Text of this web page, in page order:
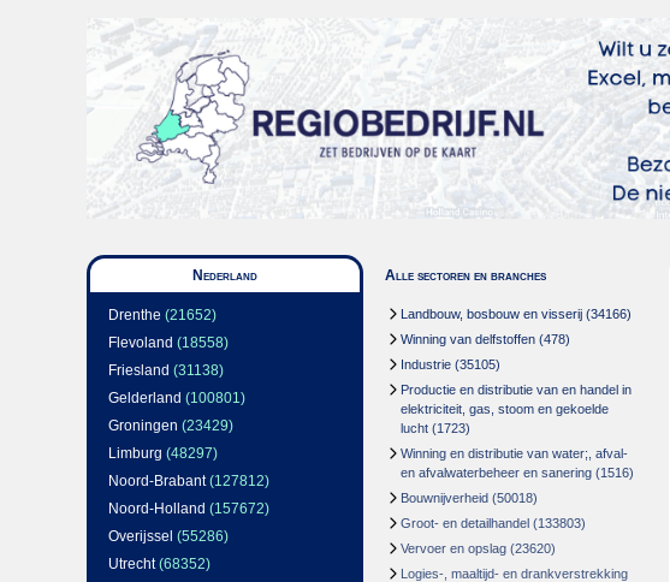
Nederland
Drenthe (21652)
Flevoland (18558)
Friesland (31138)
Gelderland (100801)
Groningen (23429)
Limburg (48297)
Noord-Brabant(127812)
Noord-Holland (157672)
Overijssel (55286)
Utrecht(68352)
Alle sectoren en branches
Landbouw, bosbouw en visserij (34166)
Winning van delfstoffen (478)
Industrie (35105)
Productie en distributie van en handel in
elektriciteit, gas, stoom en gekoelde
lucht (1723)
Winning en distributie van water;, afval-
en afvalwaterbeheer en sanering (1516)
Bouwnijverheid (50018)
Groot- en detailhandel (133803)
Vervoer en opslag (23620)
Logies-, maaltijd- en drankverstrekking